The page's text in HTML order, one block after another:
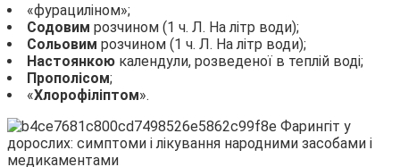
«фурациліном»;
Содовим розчином (1 ч. Л. На літр води);
Сольовим розчином (1 ч. Л. На літр води);
Настоянкою календули, розведеної в теплій воді;
Прополісом;
«Хлорофіліптом».